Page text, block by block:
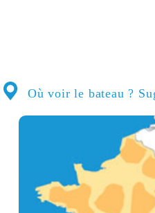
Où voir le bateau ?